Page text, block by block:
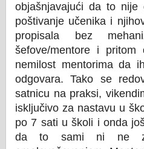
objašnjavajući da to
poštivanje učenika i
propisala bez
šefove/mentore i
nemilost mentorima da
odgovara. Tako se
satnicu na praksi,
isključivo za nastavu u
po 7 sati u školi i onda
da to sami ni ne